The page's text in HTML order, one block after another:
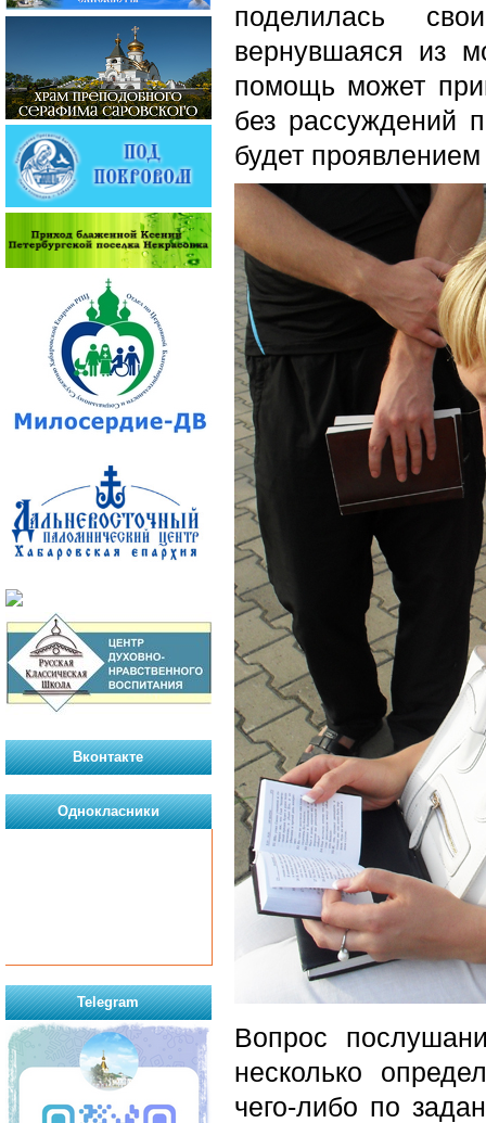
поделилась
вернувшаяся из
помощь может
без рассуждений
будет
Вопрос
несколько
чего-либо по
Вконтакте
Однокласники
Telegram